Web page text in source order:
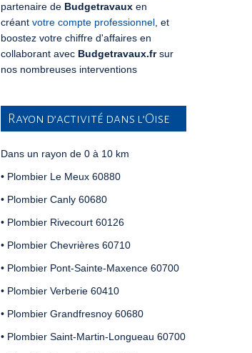
partenaire de Budgetravaux en
créant votre compte professionnel , et
boostez votre chiffre d'affaires en
collaborant avec Budgetravaux.frsur
nos nombreuses interventions
Rayon d’activité dans l’Oise
Dans un rayon de 0 à 10 km
• Plombier Le Meux 60880
• Plombier Canly 60680
• Plombier Rivecourt 60126
• Plombier Chevrières 60710
• Plombier Pont-Sainte-Maxence 60700
• Plombier Verberie 60410
• Plombier Grandfresnoy 60680
• Plombier Saint-Martin-Longueau 60700